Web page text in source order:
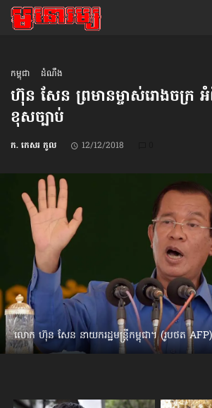
កម្ពុជា ដំណឹង
ហ៊ុន សែន ព្រមាន​ម្ចាស់​រោងចក្រ អំ
ខុស​ច្បាប់
ក. កេសរ កូល 12/12/2018
លោក ហ៊ុន សែន នាយករដ្ឋមន្ត្រីកម្ពុជា។ (រូបថត AFP)